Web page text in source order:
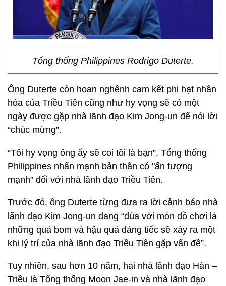
Tổng thống Philippines Rodrigo Duterte.
Ông Duterte còn hoan nghênh cam kết phi hạt nhân
hóa của Triều Tiên cũng như hy vọng sẽ có một
ngày được gặp nhà lãnh đạo Kim Jong-un để nói lời
“chúc mừng”.
“Tôi hy vọng ông ấy sẽ coi tôi là bạn”, Tổng thống
Philippines nhấn mạnh bản thân có "ấn tượng
mạnh" đối với nhà lãnh đạo Triều Tiên.
Trước đó, ông Duterte từng đưa ra lời cảnh báo nhà
lãnh đạo Kim Jong-un đang “đùa với món đồ chơi là
những quả bom và hậu quả đáng tiếc sẽ xảy ra một
khi lý trí của nhà lãnh đạo Triều Tiên gặp vấn đề”.
Tuy nhiên, sau hơn 10 năm, hai nhà lãnh đạo Hàn –
Triều là Tổng thống Moon Jae-in và nhà lãnh đạo